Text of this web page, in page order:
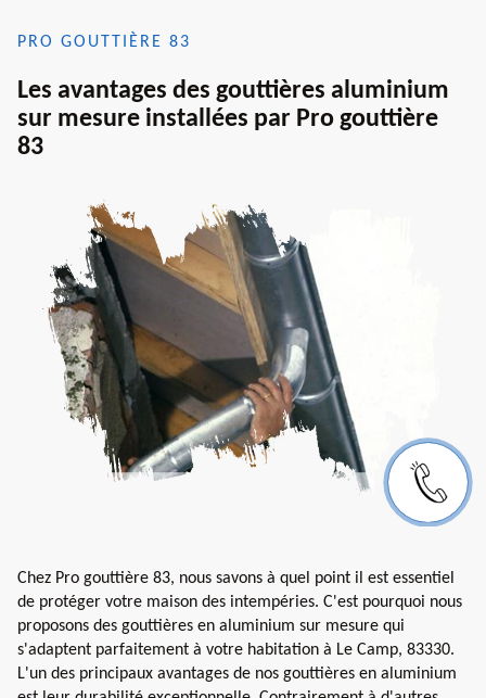
PRO GOUTTIÈRE 83
Les avantages des gouttières aluminium
sur mesure installées par Pro gouttière
83
Chez Pro gouttière 83, nous savons à quel point il est essentiel
de protéger votre maison des intempéries. C'est pourquoi nous
proposons des gouttières en aluminium sur mesure qui
s'adaptent parfaitement à votre habitation à Le Camp, 83330.
L'un des principaux avantages de nos gouttières en aluminium